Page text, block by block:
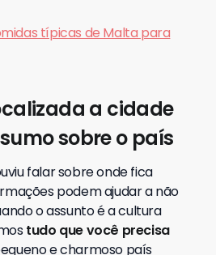
típicas de Malta para
a cidade
sobre o país
falar sobre onde fica
podem ajudar a não
o assunto é a cultura
tudo que você precisa
e charmoso país